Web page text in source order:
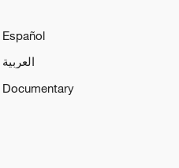
Español
العربية
Documentary